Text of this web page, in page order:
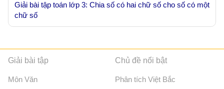
Giải bài tập toán lớp 3: Chia số có hai chữ số cho số có một
chữ số
Giải bài tập
Môn Văn
Chủ đề nổi bật
Phân tích Việt Bắc